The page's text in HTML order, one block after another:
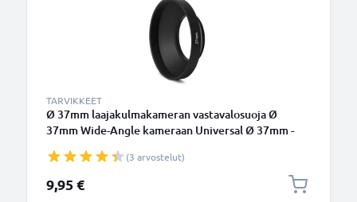
TARVIKKEET
Ø 37mm laajakulmakameran vastavalosuoja Ø
37mm Wide-Angle kameraan Universal Ø 37mm -
vastavalosuoja tuotemerkiltä CELLONIC
(3 arvostelut)
9,95 €